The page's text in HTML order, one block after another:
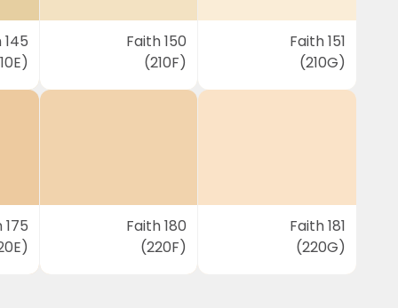
Faith 150
(210F)
Faith 151
(210G)
Faith 180
(220F)
Faith 181
(220G)